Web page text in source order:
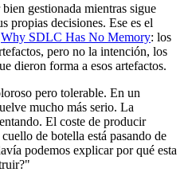
gestionada mientras sigue
propias decisiones. Ese es el
Why SDLC Has No Memory: los
pero no la intención, los
dieron forma a esos artefactos.
pero tolerable. En un
mucho más serio. La
El coste de producir
de botella está pasando de
podemos explicar por qué esta